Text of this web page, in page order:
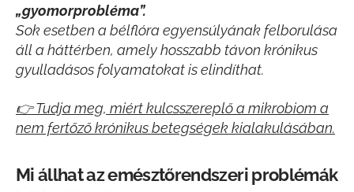
„gyomorprobléma”.
Sok esetben a bélflóra egyensúlyának felborulása
áll a háttérben, amely hosszabb távon krónikus
gyulladásos folyamatokat is elindíthat.
👉Tudja meg, miért kulcsszereplő a mikrobiom a
nem fertőző krónikus betegségek kialakulásában.
Mi állhat az emésztőrendszeri problémák